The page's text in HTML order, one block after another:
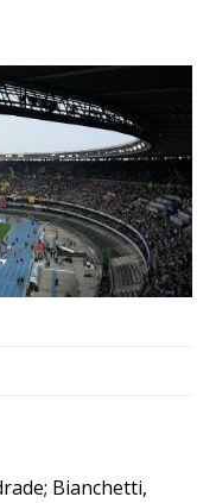
Bianchetti,